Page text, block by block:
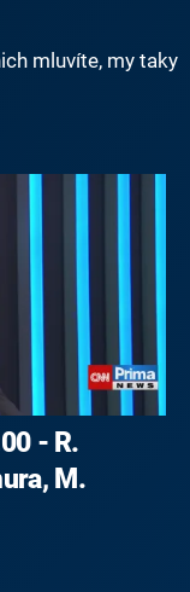
mluvíte, my taky
- R.
M.